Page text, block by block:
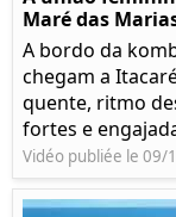
Maré das
A bordo da
chegam a
quente, ritmo
fortes e
Vidéo publiée le 09/